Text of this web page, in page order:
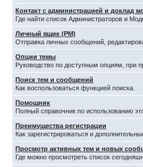
Контакт с администрацией и доклад
Где найти список Администраторов и
Личный ящик (PM)
Отправка личных сообщений,
Опции темы
Руководство по доступным опциям, при
Поиск тем и сообщений
Как воспользоваться функцией поиска.
Помощник
Полный справочник по использованию
Преимущества регистрации
Как зарегистрироваться и
Просмотр активных тем и новых
Где можно просмотреть список